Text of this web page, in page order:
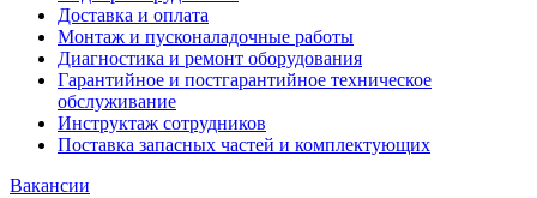
Доставка и оплата
Монтаж и пусконаладочные работы
Диагностика и ремонт оборудования
Гарантийное и постгарантийное техническое
обслуживание
Инструктаж сотрудников
Поставка запасных частей и комплектующих
Вакансии